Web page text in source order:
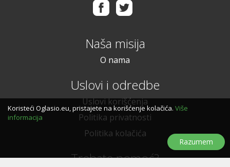
Naša misija
O nama
Uslovi i odredbe
Uslovi korišćenja
Politika privatnosti
Politika kolačića
Trebate pomoć?
Koristeći Oglasio.eu, pristajete na korišćenje kolačića. Više
informacija
Razumem